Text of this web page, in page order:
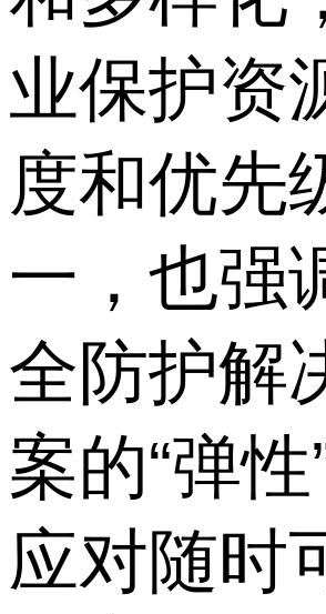
业保护资
度和优先
一，也强
全防护解
案的“弹性
应对随时